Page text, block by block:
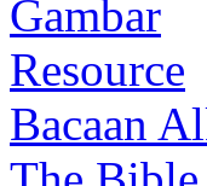
Gambar
Resource
Bacaan